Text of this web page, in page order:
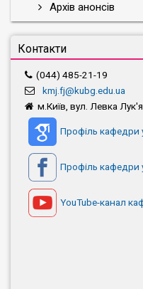
Архів анонсів
Контакти
(044) 485-21-19
kmj.fj@kubg.edu.ua
м.Київ, вул. Левка
Профіль кафедри
Профіль кафедри
YouTube-канал